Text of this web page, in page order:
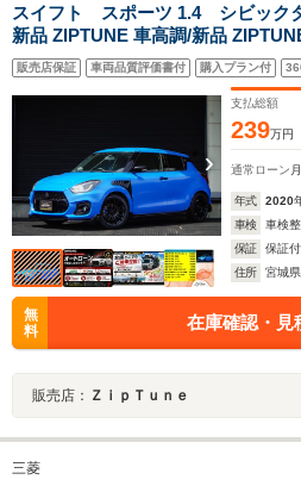
スイフト スポーツ 1.4 シビック
新品 ZIPTUNE 車高調/新品
ZIPTUNE ウィング/新品 ZIPTUNE
エアロ/新品 ADVAN タイヤ/モンス
ー/Defi メーター/ナビ/ETC
販売店保証 車両品質評価書付 購入プラン付
支払総額
239万円
通常ローン
年式 2020
車検
車検
保証
保証付
住所
宮城
無
料
在庫確認・見
販売店： ＺｉｐＴｕｎｅ
三菱